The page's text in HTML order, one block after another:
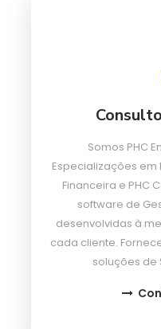
Somos PHC
Especializações
Financeira e PHC
software de
desenvolvidas à
cada cliente.
soluções de